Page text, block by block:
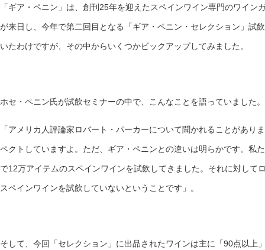
「ギア・ペニン」は、創刊25年を迎えたスペインワイン専門のワイ
が来日し、今年で第二回目となる「ギア・ペニン・セレクション」試
いたわけですが、その中からいくつかピックアップしてみました。
ホセ・ペニン氏が試飲セミナーの中で、こんなことを語っていました。
「アメリカ人評論家ロバート・パーカーについて聞かれることがあり
ペクトしていますよ。ただ、ギア・ペニンとの違いは明らかです。私
で12万アイテムのスペインワインを試飲してきました。それに対して
スペインワインを試飲していないということです」。
そして、今回「セレクション」に出品されたワインは主に「90点以上